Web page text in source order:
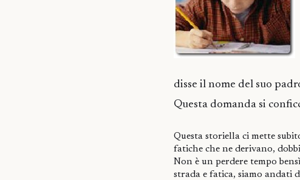
disse il nome del suo
Questa domanda si
Questa storiella ci mette
fatiche che ne derivano,
Non è un perdere tempo
strada e fatica, siamo andati